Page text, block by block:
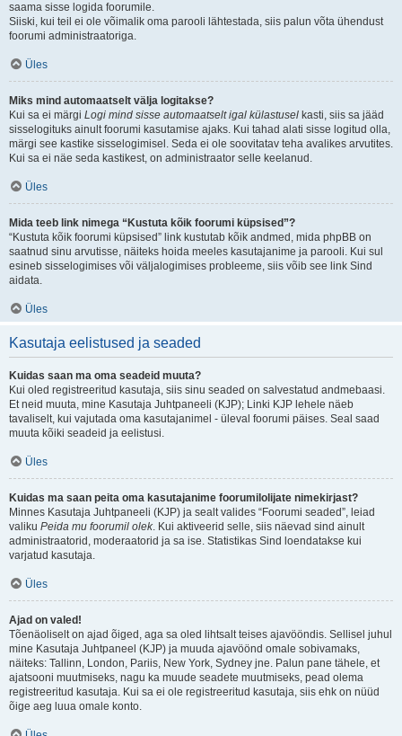
saama sisse logida foorumile.
Siiski, kui teil ei ole võimalik oma parooli lähtestada, siis palun võta ühendust
foorumi administraatoriga.
Üles
Miks mind automaatselt välja logitakse?
Kui sa ei märgi Logi mind sisse automaatselt igal külastusel kasti, siis sa jääd
sisselogituks ainult foorumi kasutamise ajaks. Kui tahad alati sisse logitud olla,
märgi see kastike sisselogimisel. Seda ei ole soovitatav teha avalikes arvutites.
Kui sa ei näe seda kastikest, on administraator selle keelanud.
Üles
Mida teeb link nimega “Kustuta kõik foorumi küpsised”?
“Kustuta kõik foorumi küpsised” link kustutab kõik andmed, mida phpBB on
saatnud sinu arvutisse, näiteks hoida meeles kasutajanime ja parooli. Kui sul
esineb sisselogimises või väljalogimises probleeme, siis võib see link Sind
aidata.
Üles
Kasutaja eelistused ja seaded
Kuidas saan ma oma seadeid muuta?
Kui oled registreeritud kasutaja, siis sinu seaded on salvestatud andmebaasi.
Et neid muuta, mine Kasutaja Juhtpaneeli (KJP); Linki KJP lehele näeb
tavaliselt, kui vajutada oma kasutajanimel - üleval foorumi päises. Seal saad
muuta kõiki seadeid ja eelistusi.
Üles
Kuidas ma saan peita oma kasutajanime foorumilolijate nimekirjast?
Minnes Kasutaja Juhtpaneeli (KJP) ja sealt valides “Foorumi seaded”, leiad
valiku Peida mu foorumil olek. Kui aktiveerid selle, siis näevad sind ainult
administraatorid, moderaatorid ja sa ise. Statistikas Sind loendatakse kui
varjatud kasutaja.
Üles
Ajad on valed!
Tõenäoliselt on ajad õiged, aga sa oled lihtsalt teises ajavööndis. Sellisel juhul
mine Kasutaja Juhtpaneel (KJP) ja muuda ajavöönd omale sobivamaks,
näiteks: Tallinn, London, Pariis, New York, Sydney jne. Palun pane tähele, et
ajatsooni muutmiseks, nagu ka muude seadete muutmiseks, pead olema
registreeritud kasutaja. Kui sa ei ole registreeritud kasutaja, siis ehk on nüüd
õige aeg luua omale konto.